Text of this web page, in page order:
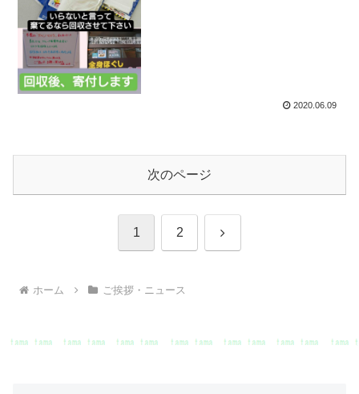
2020.06.09
次のページ
1 2 次
ホーム ご挨拶・ニュース